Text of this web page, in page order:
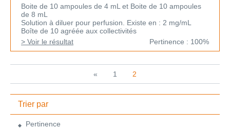
Boite de 10 ampoules de 4 mL et Boite de 10 ampoules
de 8 mL
Solution à diluer pour perfusion. Existe en : 2 mg/mL
Boîte de 10 agréée aux collectivités
> Voir le résultat
Pertinence : 100%
« 1 2
Trier par
Pertinence